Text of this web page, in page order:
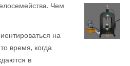
Чем
на
время, когда
в